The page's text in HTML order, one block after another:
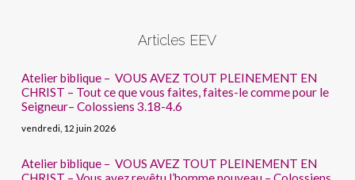
Articles EEV
Atelier biblique – VOUS AVEZ TOUT PLEINEMENT EN
CHRIST – Tout ce que vous faites, faites-le comme pour le
Seigneur– Colossiens 3.18-4.6
vendredi, 12 juin 2026
Atelier biblique – VOUS AVEZ TOUT PLEINEMENT EN